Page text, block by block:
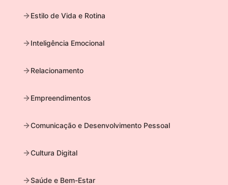
Estilo de Vida e Rotina
Inteligência Emocional
Relacionamento
Empreendimentos
Comunicação e Desenvolvimento Pessoal
Cultura Digital
Saúde e Bem-Estar